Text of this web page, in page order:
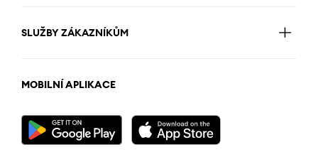
SLUŽBY ZÁKAZNÍKŮM
MOBILNÍ APLIKACE